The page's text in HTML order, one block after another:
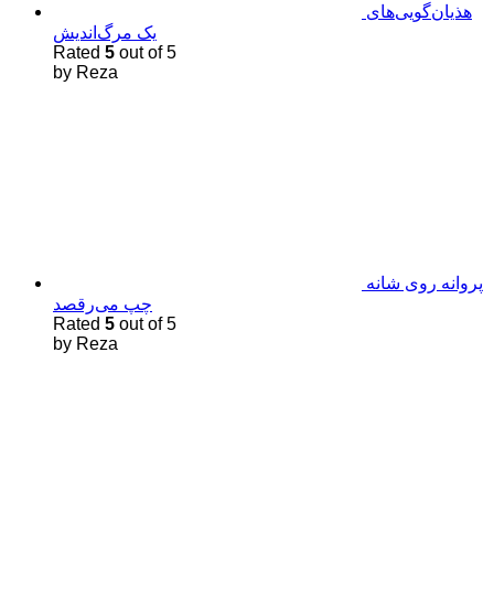
هذیان‌گویی‌های
یک مرگ‌اندیش
Rated 5 out of 5
by Reza
پروانه روی شانه
چپ می‌رقصد
Rated 5 out of 5
by Reza